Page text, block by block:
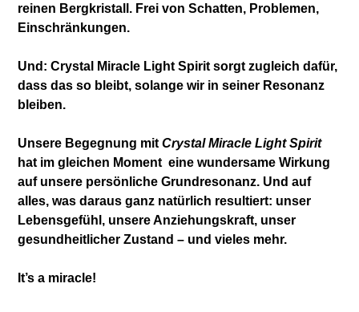
reinen Bergkristall. Frei von Schatten, Problemen,
Einschränkungen.
Und: Crystal Miracle Light Spirit sorgt zugleich dafür,
dass das so bleibt, solange wir in seiner Resonanz
bleiben.
Unsere Begegnung mitCrystal Miracle Light Spirit
hat im gleichen Moment eine wundersame Wirkung
auf unsere persönliche Grundresonanz. Und auf
alles,was daraus ganz natürlich resultiert: unser
Lebensgefühl, unsere Anziehungskraft, unser
gesundheitlicher Zustand – und vieles mehr.
It’s a miracle!